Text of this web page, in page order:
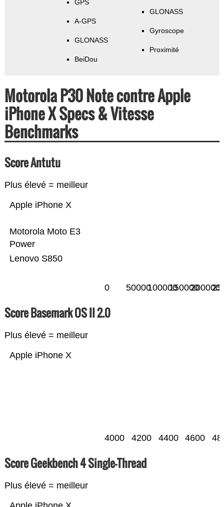
GPS
A-GPS
GLONASS
BeiDou
GLONASS
Gyroscope
Proximité
Motorola P30 Note contre Apple
iPhone X Specs & Vitesse
Benchmarks
Score Antutu
Plus élevé = meilleur
Lenovo S850
Motorola Moto E3
Power
Apple iPhone X
0 50000100000150000200000
Score Basemark OS II 2.0
Plus élevé = meilleur
Apple iPhone X
4000 4200 4400 4600
Score Geekbench 4 Single-Thread
Plus élevé = meilleur